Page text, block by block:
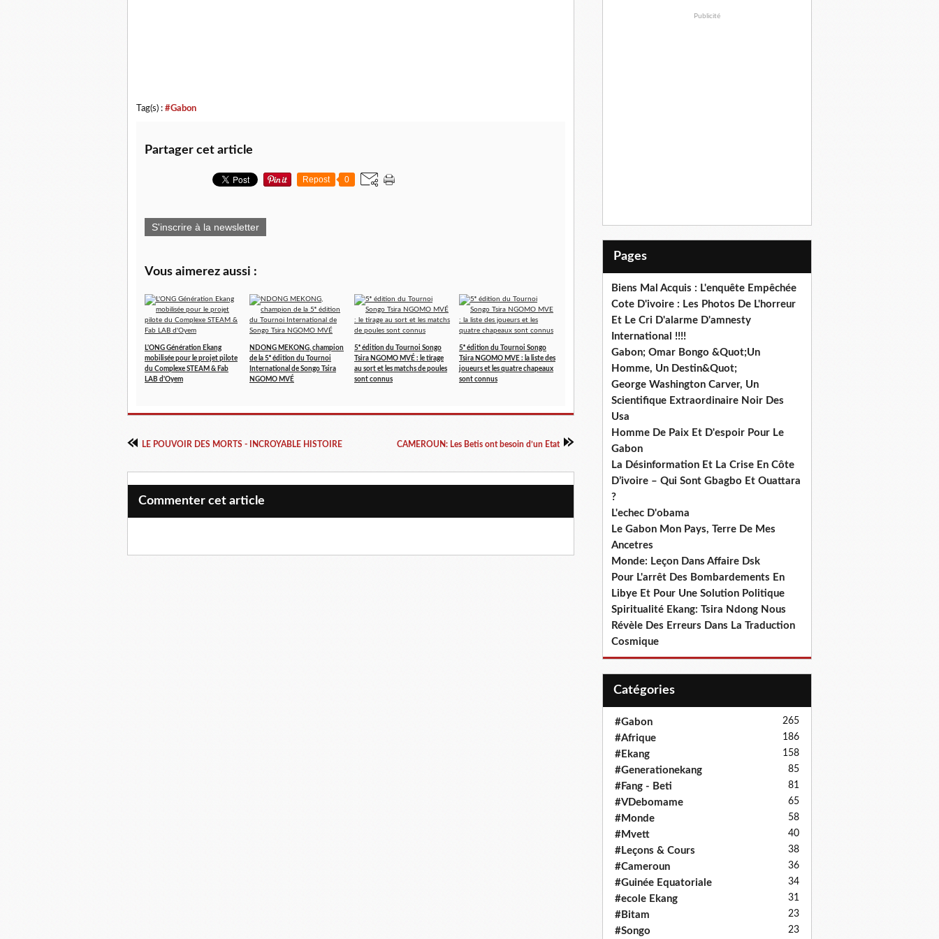
Tag(s) : #Gabon
Partager cet article
Repost 0
S'inscrire à la newsletter
Vous aimerez aussi :
L'ONG Génération Ekang
mobilisée pour le projet pilote
du Complexe STEAM & Fab
LAB d'Oyem
NDONG MEKONG, champion
de la 5ᵉ édition du Tournoi
International de Songo Tsira
NGOMO MVÉ
5ᵉ édition du Tournoi Songo
Tsira NGOMO MVÉ : le tirage
au sort et les matchs de poules
sont connus
5ᵉ édition du Tournoi Songo
Tsira NGOMO MVE : la liste des
joueurs et les quatre chapeaux
sont connus
LE POUVOIR DES MORTS - INCROYABLE HISTOIRE CAMEROUN: Les Betis ont besoin d’un Etat
Commenter cet article
Publicité
Pages
Biens Mal Acquis : L'enquête Empêchée
Cote D'ivoire : Les Photos De L'horreur
Et Le Cri D'alarme D'amnesty
International !!!!
Gabon; Omar Bongo &Quot;Un
Homme, Un Destin&Quot;
George Washington Carver, Un
Scientifique Extraordinaire Noir Des
Usa
Homme De Paix Et D'espoir Pour Le
Gabon
La Désinformation Et La Crise En Côte
D’ivoire – Qui Sont Gbagbo Et Ouattara
?
L'echec D'obama
Le Gabon Mon Pays, Terre De Mes
Ancetres
Monde: Leçon Dans Affaire Dsk
Pour L'arrêt Des Bombardements En
Libye Et Pour Une Solution Politique
Spiritualité Ekang: Tsira Ndong Nous
Révèle Des Erreurs Dans La Traduction
Cosmique
Catégories
#Gabon 265
#Afrique 186
#Ekang 158
#Generationekang 85
#Fang - Beti 81
#VDebomame 65
#Monde 58
#Mvett 40
#Leçons & Cours 38
#Cameroun 36
#Guinée Equatoriale 34
#ecole Ekang 31
#Bitam 23
#Songo 23